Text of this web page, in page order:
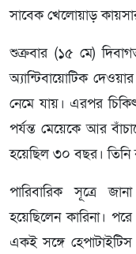
সাবেক খেলোয়াড়
শুক্রবার (১৫ মে)
অ্যান্টিবায়োটিক
নেমে যায়। এরপর
পর্যন্ত মেয়েকে আর
হয়েছিল ৩০ বছর। তিনি
পারিবারিক সূত্রে
হয়েছিলেন কারিনা।
একই সঙ্গে